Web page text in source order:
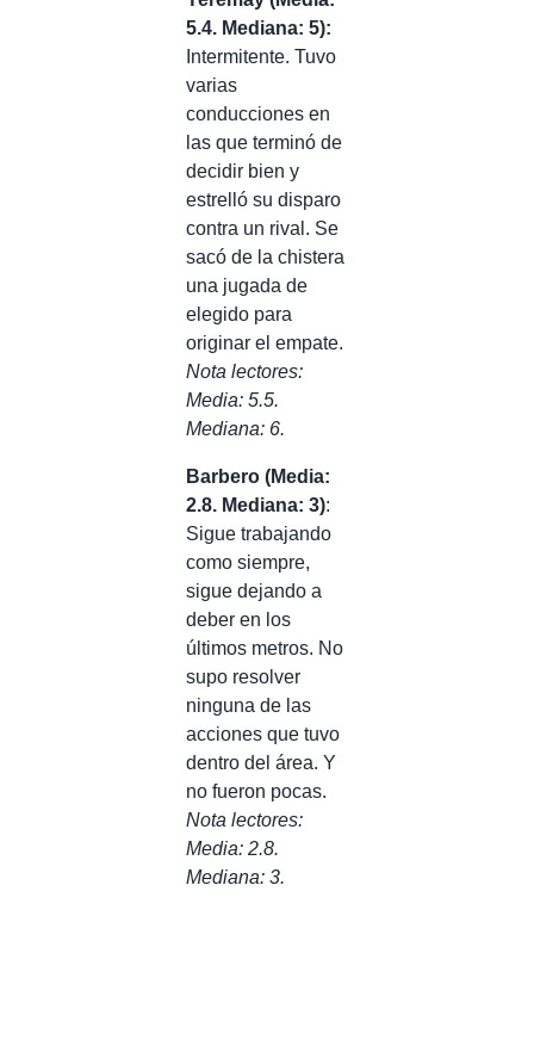
5.4. Mediana: 5):
Intermitente. Tuvo
varias
conducciones en
las que terminó de
decidir bien y
estrelló su disparo
contra un rival. Se
sacó de la chistera
una jugada de
elegido para
originar el empate.
Nota lectores:
Media: 5.5.
Mediana: 6.
Barbero (Media:
2.8. Mediana: 3):
Sigue trabajando
como siempre,
sigue dejando a
deber en los
últimos metros. No
supo resolver
ninguna de las
acciones que tuvo
dentro del área. Y
no fueron pocas.
Nota lectores:
Media: 2.8.
Mediana: 3.